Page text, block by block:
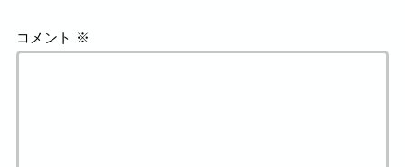
コメント ※